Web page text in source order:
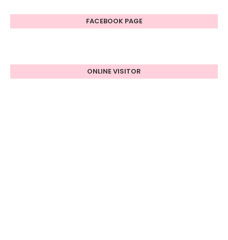
FACEBOOK PAGE
ONLINE VISITOR